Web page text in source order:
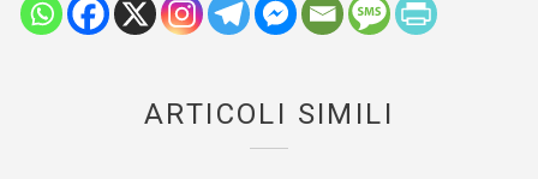
ARTICOLI SIMILI